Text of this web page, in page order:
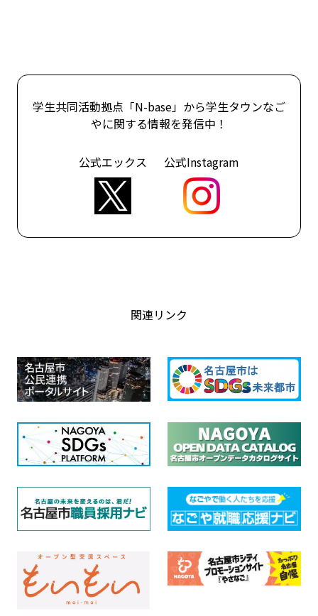
学生共同活動拠点「N-base」から学生タウンなご
やに関する情報を発信中！
公式エックス 公式Instagram
関連リンク